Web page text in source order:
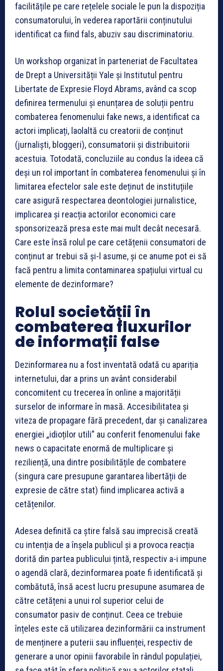
facilitățile pe care rețelele sociale le pun la dispoziția
consumatorului, în vederea raportării conținutului
identificat ca fiind fals, abuziv sau discriminatoriu.
Un workshop organizat în parteneriat de Facultatea
de Drept a Universității Yale și Institutul pentru
Libertate de Expresie Floyd Abrams, având ca scop
definirea termenului și enunțarea de soluții pentru
combaterea fenomenului fake news, a identificat ca
actori implicați, laolaltă cu creatorii de conținut
(jurnaliști, bloggeri), consumatorii și distribuitorii
acestuia. Totodată, concluziile au condus la ideea că
deși un rol important în combaterea fenomenului și în
limitarea efectelor sale este deținut de instituțiile
care asigură respectarea deontologiei jurnalistice,
implicarea și reacția actorilor economici care
sponsorizează presa este mai mult decât necesară.
Care este însă rolul pe care cetățenii consumatori de
conținut ar trebui să și-l asume, și ce anume pot ei să
facă pentru a limita contaminarea spațiului virtual cu
elemente de dezinformare?
Rolul societății în
combaterea fluxurilor
de informații false
Dezinformarea nu a fost inventată odată cu apariția
internetului, dar a prins un avânt considerabil
concomitent cu trecerea în online a majorității
surselor de informare în masă. Accesibilitatea și
viteza de propagare fără precedent, dar și canalizarea
energiei „idioților utili” au conferit fenomenului fake
news o capacitate enormă de multiplicare și
reziliență, una dintre posibilitățile de combatere
(singura care presupune garantarea libertății de
expresie de către stat) fiind implicarea activă a
cetățenilor.
Adesea definită ca știre falsă sau imprecisă creată
cu intenția de a înșela publicul și a provoca reacția
dorită din partea publicului țintă, respectiv a-i impune
o agendă clară, dezinformarea poate fi identificată și
combătută, însă acest lucru presupune asumarea de
către cetățeni a unui rol superior celui de
consumator pasiv de conținut. Ceea ce trebuie
înțeles este că utilizarea dezinformării ca instrument
de menținere a puterii sau influenței, respectiv de
generare a unor opinii favorabile în rândul populației,